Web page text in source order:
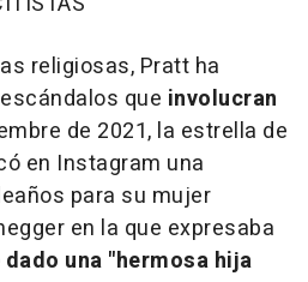
religiosas, Pratt ha
que involucran
de 2021, la estrella de
en Instagram una
para su mujer
en la que expresaba
una "hermosa hija